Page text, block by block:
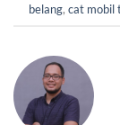
belang, cat mobil